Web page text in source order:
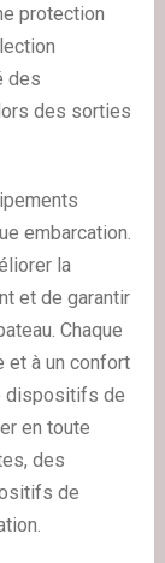
protection
des
des sorties
embarcation.
la
et de garantir
Chaque
et à un confort
dispositifs de
en toute
des
de